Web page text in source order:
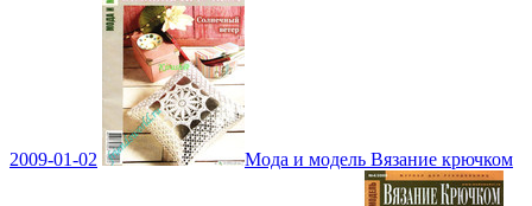
2009-01-02 Мода и модель Вязание крючком